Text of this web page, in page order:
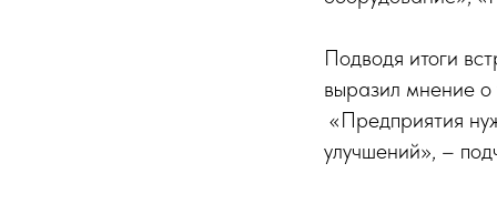
Подводя итоги
выразил мнение
«Предприятия
улучшений», –